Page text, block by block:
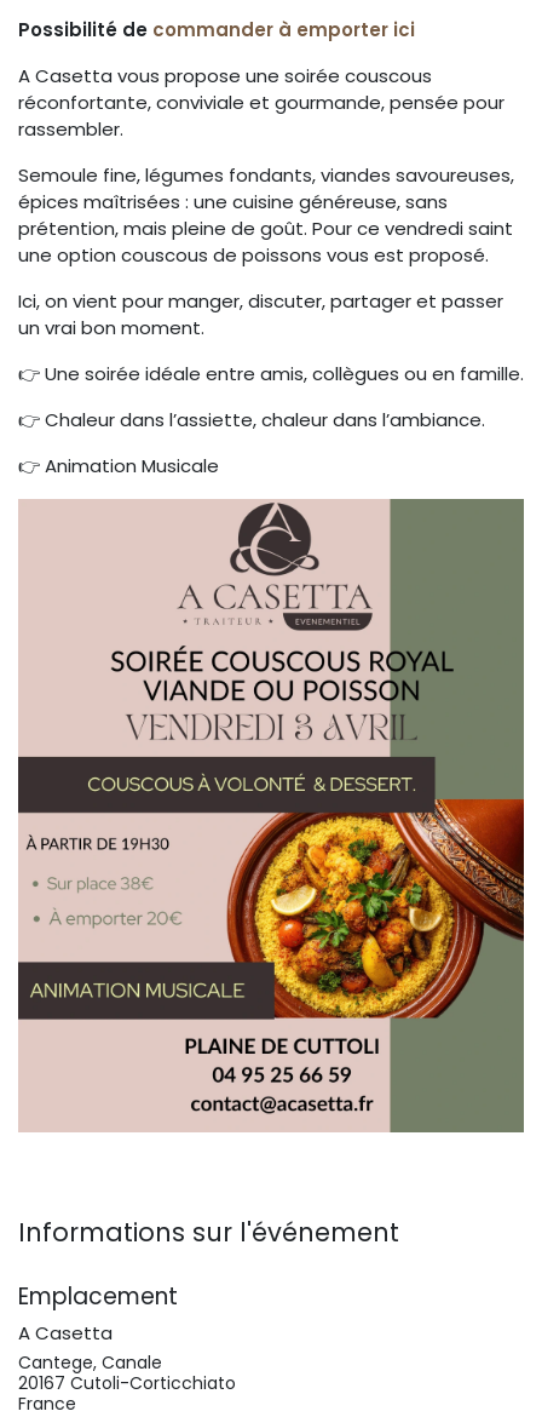
Possibilité de commander à emporter ici
A Casetta vous propose une soirée couscous
réconfortante, conviviale et gourmande, pensée pour
rassembler.
Semoule fine, légumes fondants, viandes savoureuses,
épices maîtrisées : une cuisine généreuse, sans
prétention, mais pleine de goût. Pour ce vendredi saint
une option couscous de poissons vous est proposé.
Ici, on vient pour manger, discuter, partager et passer
un vrai bon moment.
👉 Une soirée idéale entre amis, collègues ou en famille.
👉 Chaleur dans l’assiette, chaleur dans l’ambiance.
👉 Animation Musicale
Informations sur l'événement
Emplacement
A Casetta
Cantege, Canale
20167 Cutoli-Corticchiato
France